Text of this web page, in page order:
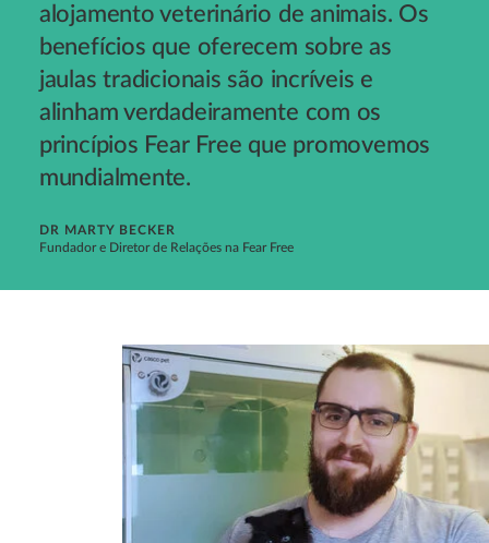
alojamento veterinário de animais. Os
benefícios que oferecem sobre as
jaulas tradicionais são incríveis e
alinham verdadeiramente com os
princípios Fear Free que promovemos
mundialmente.
DR MARTY BECKER
Fundador e Diretor de Relações na Fear Free